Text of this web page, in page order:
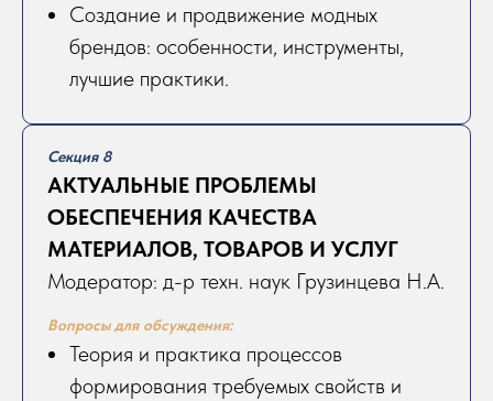
Создание и продвижение модных
брендов: особенности, инструменты,
лучшие практики.
Секция 8
АКТУАЛЬНЫЕ ПРОБЛЕМЫ
ОБЕСПЕЧЕНИЯ КАЧЕСТВА
МАТЕРИАЛОВ, ТОВАРОВ И УСЛУГ
Модератор: д-р техн. наук Грузинцева Н.А.
Вопросы для обсуждения:
Теория и практика процессов
формирования требуемых свойств и